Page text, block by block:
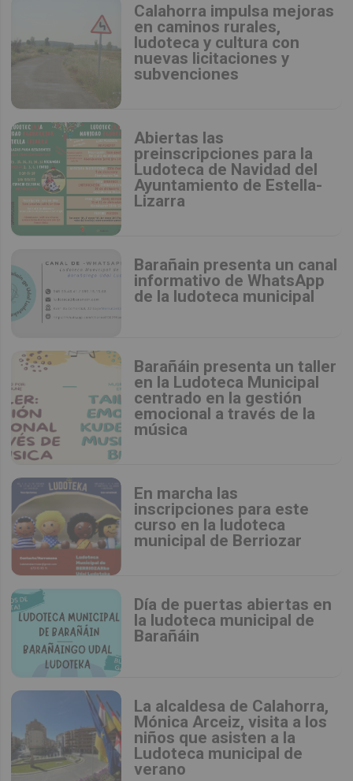
Calahorra impulsa mejoras
en caminos rurales,
ludoteca y cultura con
nuevas licitaciones y
subvenciones
Abiertas las
preinscripciones para la
Ludoteca de Navidad del
Ayuntamiento de Estella-
Lizarra
Barañain presenta un canal
informativo de WhatsApp
de la ludoteca municipal
Barañáin presenta un taller
en la Ludoteca Municipal
centrado en la gestión
emocional a través de la
música
En marcha las
inscripciones para este
curso en la ludoteca
municipal de Berriozar
Día de puertas abiertas en
la ludoteca municipal de
Barañáin
La alcaldesa de Calahorra,
Mónica Arceiz, visita a los
niños que asisten a la
Ludoteca municipal de
verano